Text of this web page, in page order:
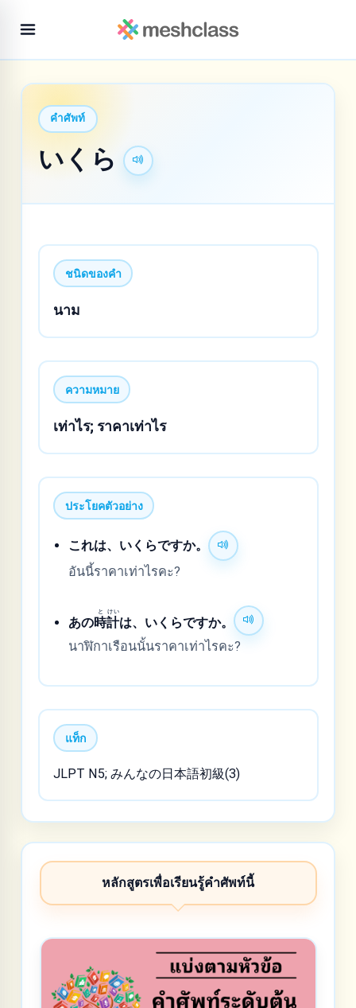
คำศัพท์
いくら
ชนิดของคำ
นาม
ความหมาย
เท่าไร; ราคาเท่าไร
ประโยคตัวอย่าง
これは、いくらですか。
อันนี้ราคาเท่าไรคะ?
あの時
と
計
けい
は、いくらですか。
นาฬิกาเรือนนั้นราคาเท่าไรคะ?
แท็ก
JLPT N5; みんなの日本語初級(3)
หลักสูตรเพื่อเรียนรู้คำศัพท์นี้